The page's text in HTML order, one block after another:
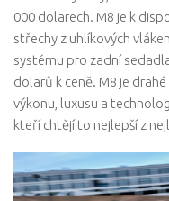
000 dolarech. M8 je k
střechy z uhlíkových
systému pro zadní
dolarů k ceně. M8 je
výkonu, luxusu a
kteří chtějí to nejlepší z